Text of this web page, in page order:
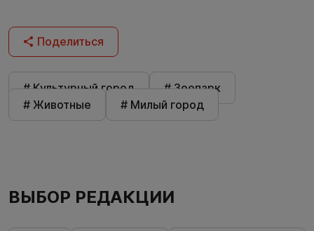
Поделиться
# Культурный город
# Зоопарк
# Животные
# Милый город
ВЫБОР РЕДАКЦИИ